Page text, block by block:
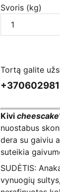
Svoris (kg)
Tortą galite
Kivi
nuostabus
dera su gaiviu
suteikia
SUDĖTIS:
vynuogių